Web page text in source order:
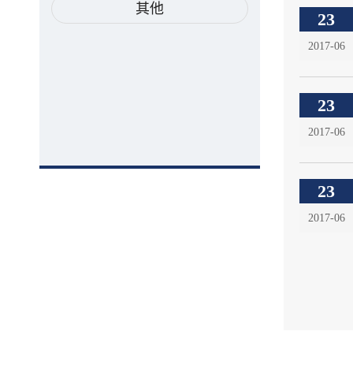
其他
23
2017-06
23
2017-06
23
2017-06